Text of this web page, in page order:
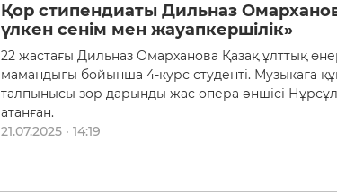
Қор стипендиаты Дильназ
үлкен сенім мен жауапкершілік»
22 жастағы Дильназ Омарханова Қазақ ұлттық
мамандығы бойынша 4-курс студенті. Музыкаға
талпынысы зор дарынды жас опера әншісі
атанған.
21.07.2025 · 14:19